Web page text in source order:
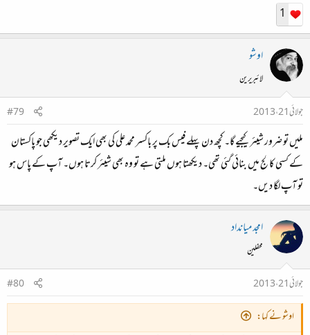
1
اوشو
لائبریرین
جولائی 21، 2013
#79
ملیں تو ضرور شیئر کیجیے گا۔ کچھ دن پہلے فیس بک پر باکسر محمد علی کی بھی ایک تصویر دیکھی جو پاکستان
کے کسی کالج میں بنائی گئی تھی۔ دیکھتا ہوں ملتی ہے تو وہ بھی شیئر کرتا ہوں۔ آپ کے پاس ہو
تو آپ لگا دیں۔
امجد میانداد
محفلین
جولائی 21، 2013
#80
اوشو نے کہا: